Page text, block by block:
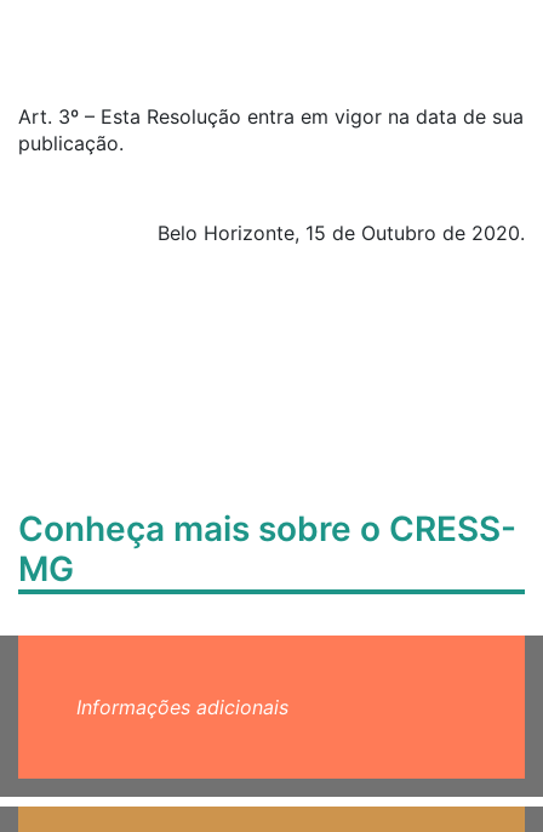
Art. 3º – Esta Resolução entra em vigor na data de sua
publicação.
Belo Horizonte, 15 de Outubro de 2020.
Conheça mais sobre o CRESS-
MG
Informações adicionais